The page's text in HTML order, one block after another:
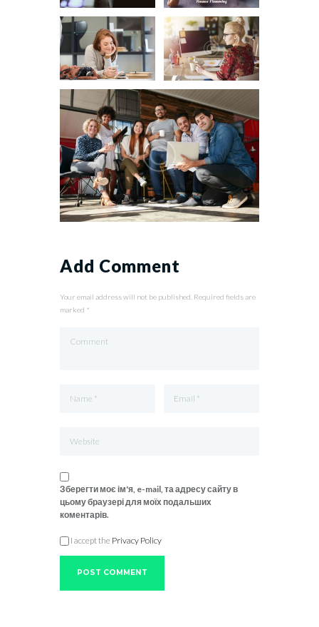
Add Comment
Your email address will not be published. Required fields are
marked *
Зберегти моє ім'я, e-mail, та адресу сайту в
цьому браузері для моїх подальших
коментарів.
I accept the Privacy Policy